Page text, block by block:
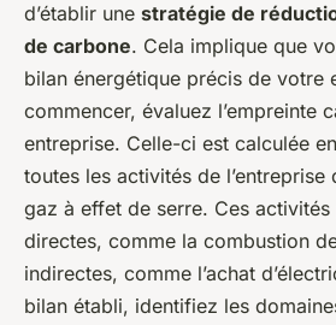
d’établir une stratégie de
de carbone. Cela implique que
bilan énergétique précis de votre
commencer, évaluez l’empreinte
entreprise. Celle-ci est calculée
toutes les activités de
gaz à effet de serre. Ces activités
directes, comme la combustion
indirectes, comme l’achat
bilan établi, identifiez les